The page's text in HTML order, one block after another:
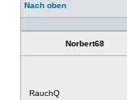
Nach oben
Norbert68
RauchQ